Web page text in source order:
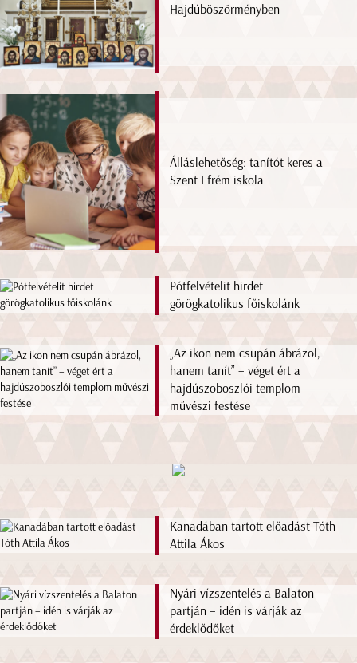
Hajdúböszörményben
Álláslehetőség: tanítót keres a
Szent Efrém iskola
Pótfelvételit hirdet
görögkatolikus főiskolánk
„Az ikon nem csupán ábrázol,
hanem tanít” – véget ért a
hajdúszoboszlói templom
művészi festése
Kanadában tartott előadást Tóth
Attila Ákos
Nyári vízszentelés a Balaton
partján – idén is várják az
érdeklődőket